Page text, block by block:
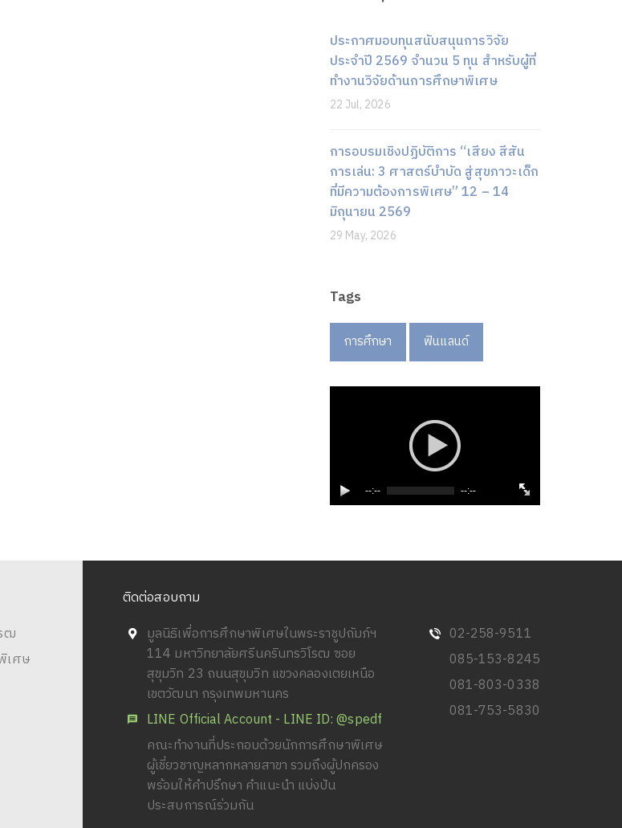
ประกาศมอบทุนสนับสนุนการวิจัย
ประจำปี 2569 จำนวน 5 ทุน สำหรับผู้ที่
ทำงานวิจัยด้านการศึกษาพิเศษ
22 Jul, 2026
การอบรมเชิงปฏิบัติการ “เสียง สีสัน
การเล่น: 3 ศาสตร์บำบัด สู่สุขภาวะเด็ก
ที่มีความต้องการพิเศษ” 12 – 14
มิถุนายน 2569
29 May, 2026
Tags
การศึกษา ฟินแลนด์
--:-- --:--
ฒ
เศษ
ติดต่อสอบถาม
มูลนิธิเพื่อการศึกษาพิเศษในพระราชูปถัมภ์ฯ
114 มหาวิทยาลัยศรีนครินทรวิโรฒ ซอย
สุขุมวิท 23 ถนนสุขุมวิท แขวงคลองเตยเหนือ
เขตวัฒนา กรุงเทพมหานคร
LINE Official Account - LINE ID: @spedf
คณะทำงานที่ประกอบด้วยนักการศึกษาพิเศษ
ผู้เชี่ยวชาญหลากหลายสาขา รวมถึงผู้ปกครอง
พร้อมให้คำปรึกษา คำแนะนำ แบ่งปัน
ประสบการณ์ร่วมกัน
02-258-9511
085-153-8245
081-803-0338
081-753-5830